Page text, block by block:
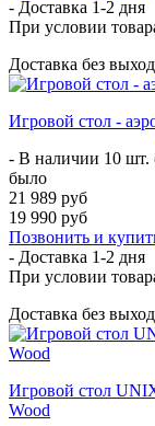
- Доставка 1-2 дня
При условии
Доставка без
Игровой стол -
- В наличии 10 шт.
было
21 989 руб
19 990 руб
Позвонить и
- Доставка 1-2 дня
При условии
Доставка без
Игровой стол
Wood